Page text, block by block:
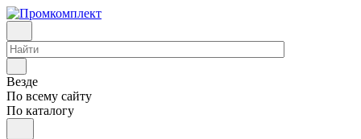
Везде
По всему сайту
По каталогу